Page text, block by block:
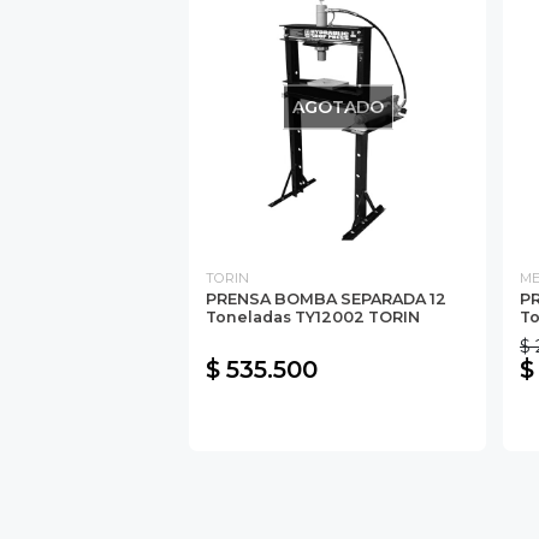
AGOTADO
TORIN
PRENSA BOMBA SEPARADA 12
Toneladas TY12002 TORIN
$ 535.500
$
$